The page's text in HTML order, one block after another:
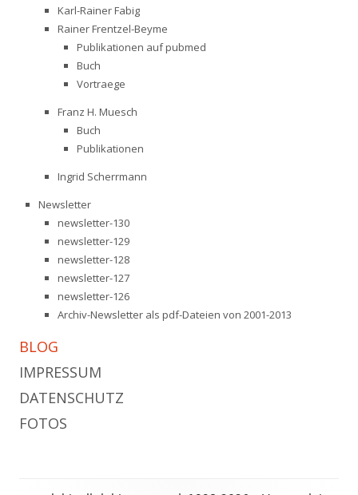
Karl-Rainer Fabig
Rainer Frentzel-Beyme
Publikationen auf pubmed
Buch
Vortraege
Franz H. Muesch
Buch
Publikationen
Ingrid Scherrmann
Newsletter
newsletter-130
newsletter-129
newsletter-128
newsletter-127
newsletter-126
Archiv-Newsletter als pdf-Dateien von 2001-2013
BLOG
IMPRESSUM
DATENSCHUTZ
FOTOS